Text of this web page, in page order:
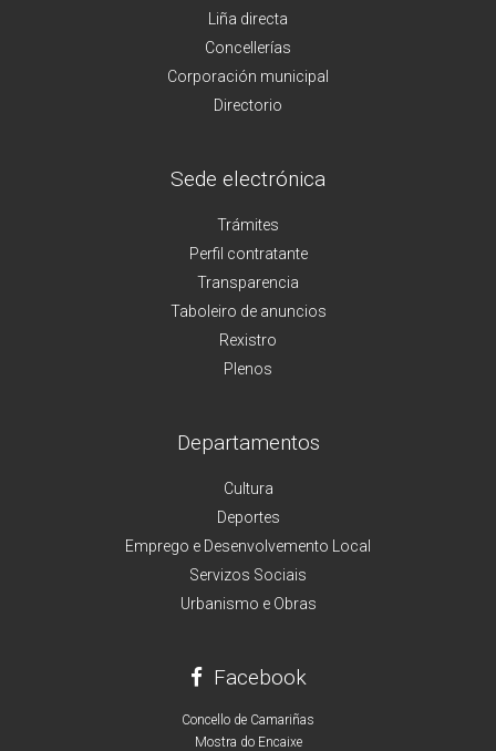
Liña directa
Concellerías
Corporación municipal
Directorio
Sede electrónica
Trámites
Perfil contratante
Transparencia
Taboleiro de anuncios
Rexistro
Plenos
Departamentos
Cultura
Deportes
Emprego e Desenvolvemento Local
Servizos Sociais
Urbanismo e Obras
Facebook
Concello de Camariñas
Mostra do Encaixe